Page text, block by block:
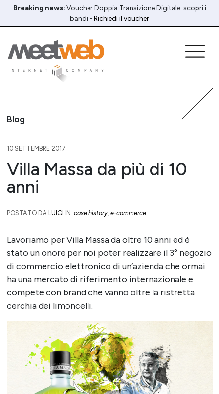
Breaking news: Voucher Doppia Transizione Digitale: scopri i
bandi - Richiedi il voucher
Blog
10 SETTEMBRE 2017
Villa Massa da più di 10
anni
POSTATO DA LUIGI IN: case history, e-commerce
Lavoriamo per Villa Massa da oltre 10 anni ed è
stato un onore per noi poter realizzare il 3° negozio
di commercio elettronico di un’azienda che ormai
ha una mercato di riferimento internazionale e
compete con brand che vanno oltre la ristretta
cerchia dei limoncelli.